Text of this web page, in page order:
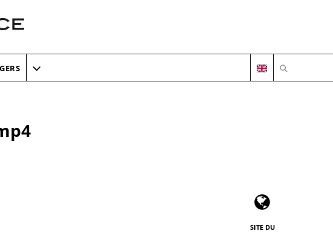
OUVRIR LA
SITE DU